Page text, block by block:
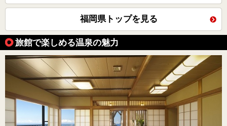
福岡県トップを見る
旅館で楽しめる温泉の魅力